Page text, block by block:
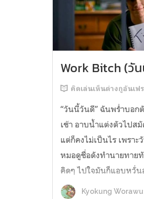
Work Bitch (วั
คิดเล่นเห็นต่างกูอันเฟ
“วันนี้วันดี” ฉันพร่ำบอก
เช้า อาบน้ำแต่งตัวไปส
แต่ก็คงไม่เป็นไร เพรา
หมอดูชื่อดังทำนายทาย
คิดๆ ไปใจมันก็แอบหวั่
เดียวกับฉันมันมีตั้งหลาย
Kyokung